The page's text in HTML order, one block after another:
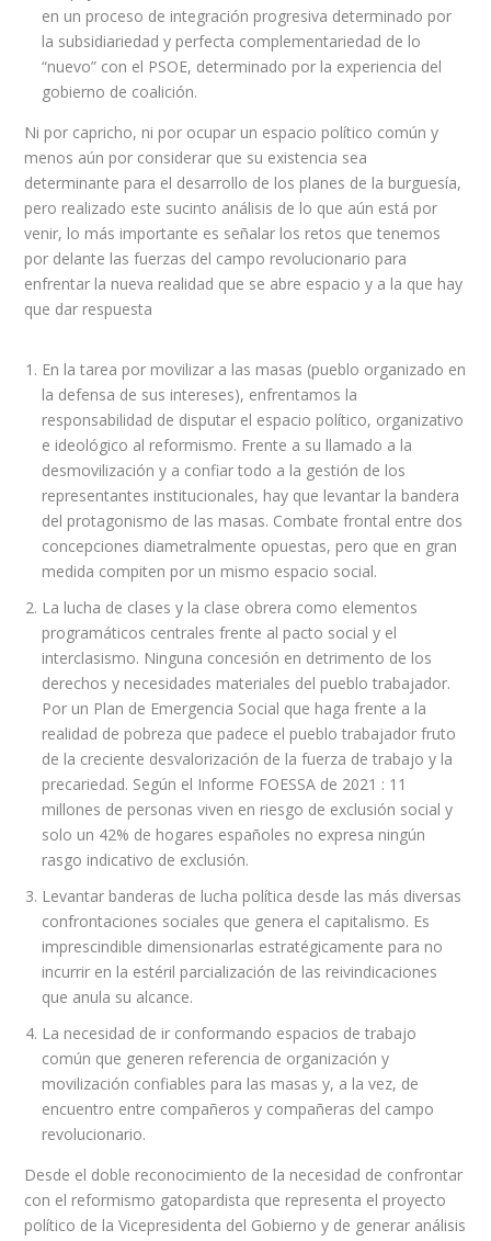
en un proceso de integración progresiva determinado por
la subsidiariedad y perfecta complementariedad de lo
“nuevo” con el PSOE, determinado por la experiencia del
gobierno de coalición.
Ni por capricho, ni por ocupar un espacio político común y
menos aún por considerar que su existencia sea
determinante para el desarrollo de los planes de la burguesía,
pero realizado este sucinto análisis de lo que aún está por
venir, lo más importante es señalar los retos que tenemos
por delante las fuerzas del campo revolucionario para
enfrentar la nueva realidad que se abre espacio y a la que hay
que dar respuesta
En la tarea por movilizar a las masas (pueblo organizado en
la defensa de sus intereses), enfrentamos la
responsabilidad de disputar el espacio político, organizativo
e ideológico al reformismo. Frente a su llamado a la
desmovilización y a confiar todo a la gestión de los
representantes institucionales, hay que levantar la bandera
del protagonismo de las masas. Combate frontal entre dos
concepciones diametralmente opuestas, pero que en gran
medida compiten por un mismo espacio social.
La lucha de clases y la clase obrera como elementos
programáticos centrales frente al pacto social y el
interclasismo. Ninguna concesión en detrimento de los
derechos y necesidades materiales del pueblo trabajador.
Por un Plan de Emergencia Social que haga frente a la
realidad de pobreza que padece el pueblo trabajador fruto
de la creciente desvalorización de la fuerza de trabajo y la
precariedad. Según el Informe FOESSA de 2021 : 11
millones de personas viven en riesgo de exclusión social y
solo un 42% de hogares españoles no expresa ningún
rasgo indicativo de exclusión.
Levantar banderas de lucha política desde las más diversas
confrontaciones sociales que genera el capitalismo. Es
imprescindible dimensionarlas estratégicamente para no
incurrir en la estéril parcialización de las reivindicaciones
que anula su alcance.
La necesidad de ir conformando espacios de trabajo
común que generen referencia de organización y
movilización confiables para las masas y, a la vez, de
encuentro entre compañeros y compañeras del campo
revolucionario.
Desde el doble reconocimiento de la necesidad de confrontar
con el reformismo gatopardista que representa el proyecto
político de la Vicepresidenta del Gobierno y de generar análisis